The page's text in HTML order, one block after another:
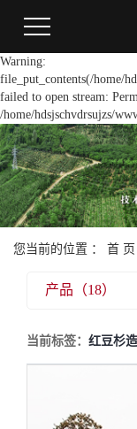
Warning:
file_put_contents(/home/
failed to open stream:
/home/hdsjschvdrsujzs/
您当前的位置 ： 首 页
产品（18）
当前标签： 红豆杉